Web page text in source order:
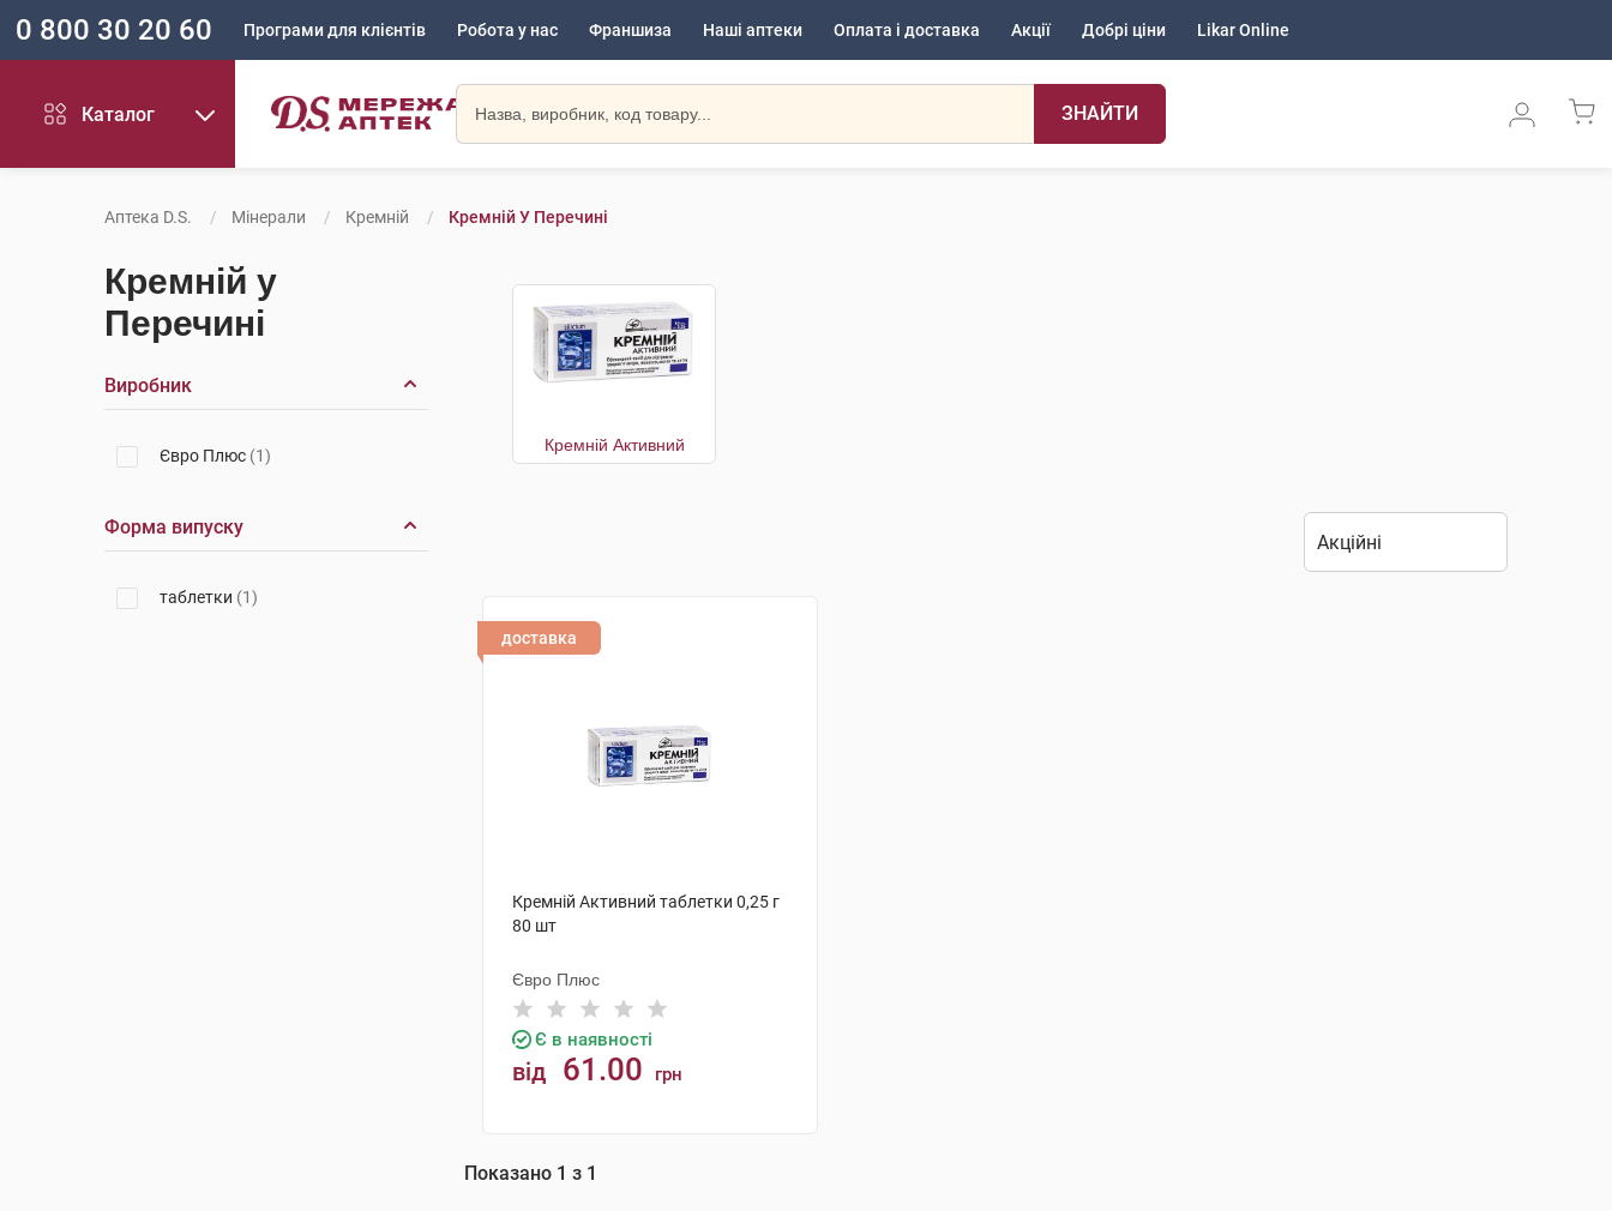
0 800 30 20 60 Програми для клієнтів Робота у нас Франшиза Наші аптеки Оплата і доставка Акції Добрі ціни Likar Online
Каталог ЗНАЙТИ
Аптека D.S. Мінерали Кремній Кремній У Перечині
Кремній у
Перечині
Виробник
Євро Плюс (1)
Форма випуску
таблетки (1)
Кремній Активний
доставка
Кремній Активний таблетки 0,25 г
80 шт
Євро Плюс
Є в наявності
від 61.00 грн
Показано 1 з 1